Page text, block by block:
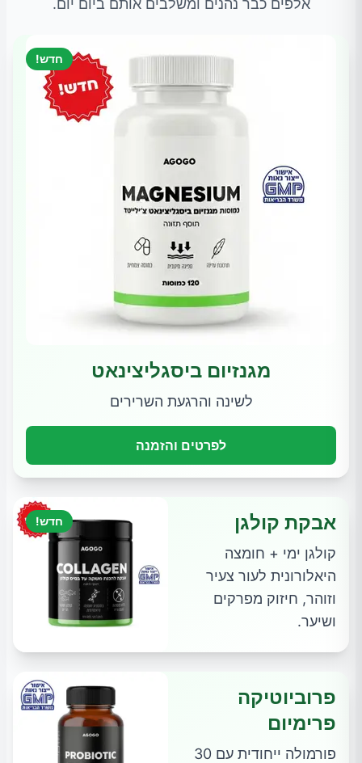
אלפים כבר נהנים ומשלבים אותם ביום יום.
חדש!
מגנזיום ביסגליצינאט
לשינה והרגעת השרירים
לפרטים והזמנה
חדש! אבקת קולגן
קולגן ימי + חומצה
היאלורונית לעור צעיר
וזוהר, חיזוק מפרקים
ושיער.
פרוביוטיקה
פרימיום
פורמולה ייחודית עם 30